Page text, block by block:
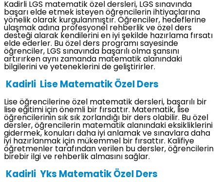
Kadirli LGS matematik özel dersleri, LGS sınavında
başarı elde etmek isteyen öğrencilerin ihtiyaçlarına
yönelik olarak kurgulanmıştır. Öğrenciler, hedeflerine
ulaşmak adına profesyonel rehberlik ve özel ders
desteği alarak kendilerini en iyi şekilde hazırlama fırsatı
elde ederler. Bu özel ders programı sayesinde
öğrenciler, LGS sınavında başarılı olma şansını
artırırken aynı zamanda matematik alanındaki
bilgilerini ve yeteneklerini de geliştirirler.
Kadirli Lise Matematik Özel Ders
Lise öğrencilerine özel matematik dersleri, başarılı bir
lise eğitimi için önemli bir fırsattır. Matematik, lise
öğrencilerinin sık sık zorlandığı bir ders olabilir. Bu özel
dersler, öğrencilerin matematik alanındaki eksikliklerini
gidermek, konuları daha iyi anlamak ve sınavlara daha
iyi hazırlanmak için mükemmel bir fırsattır. Kalifiye
öğretmenler tarafından verilen bu dersler, öğrencilerin
birebir ilgi ve rehberlik almasını sağlar.
Kadirli Yks Matematik Özel Ders